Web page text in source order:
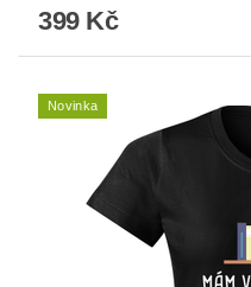
399 Kč
Novinka